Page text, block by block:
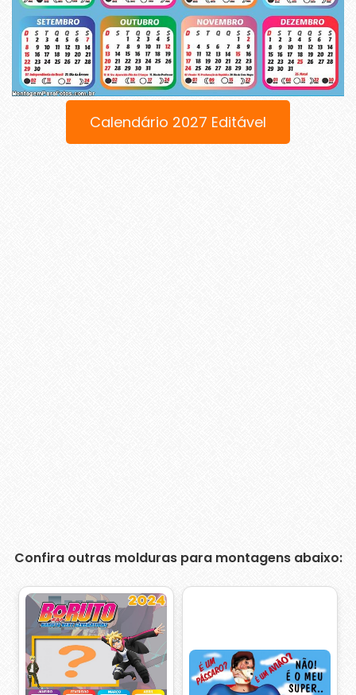
Calendário 2027 Editável
Confira outras molduras para montagens abaixo: